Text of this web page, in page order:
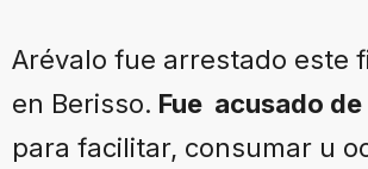
Arévalo fue arrestado este
en Berisso. Fue acusado
para facilitar, consumar u